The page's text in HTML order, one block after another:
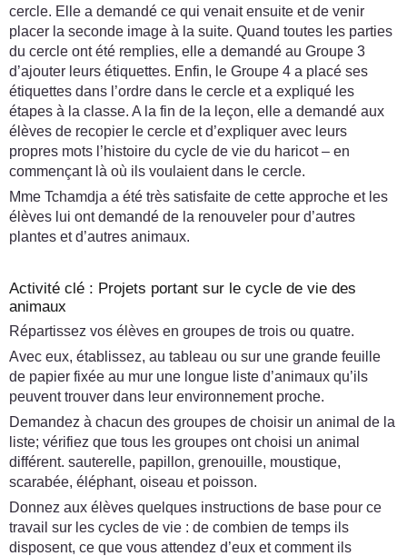
cercle. Elle a demandé ce qui venait ensuite et de venir
placer la seconde image à la suite. Quand toutes les parties
du cercle ont été remplies, elle a demandé au Groupe 3
d’ajouter leurs étiquettes. Enfin, le Groupe 4 a placé ses
étiquettes dans l’ordre dans le cercle et a expliqué les
étapes à la classe. A la fin de la leçon, elle a demandé aux
élèves de recopier le cercle et d’expliquer avec leurs
propres mots l’histoire du cycle de vie du haricot – en
commençant là où ils voulaient dans le cercle.
Mme Tchamdja a été très satisfaite de cette approche et les
élèves lui ont demandé de la renouveler pour d’autres
plantes et d’autres animaux.
Activité clé : Projets portant sur le cycle de vie des
animaux
Répartissez vos élèves en groupes de trois ou quatre.
Avec eux, établissez, au tableau ou sur une grande feuille
de papier fixée au mur une longue liste d’animaux qu’ils
peuvent trouver dans leur environnement proche.
Demandez à chacun des groupes de choisir un animal de la
liste; vérifiez que tous les groupes ont choisi un animal
différent. sauterelle, papillon, grenouille, moustique,
scarabée, éléphant, oiseau et poisson.
Donnez aux élèves quelques instructions de base pour ce
travail sur les cycles de vie : de combien de temps ils
disposent, ce que vous attendez d’eux et comment ils